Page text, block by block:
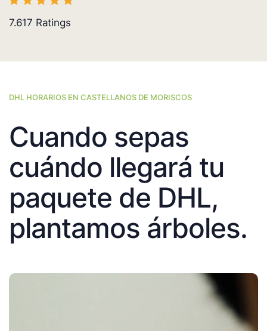
7.617 Ratings
DHL HORARIOS EN CASTELLANOS DE MORISCOS
Cuando sepas
cuándo llegará tu
paquete de DHL,
plantamos árboles.